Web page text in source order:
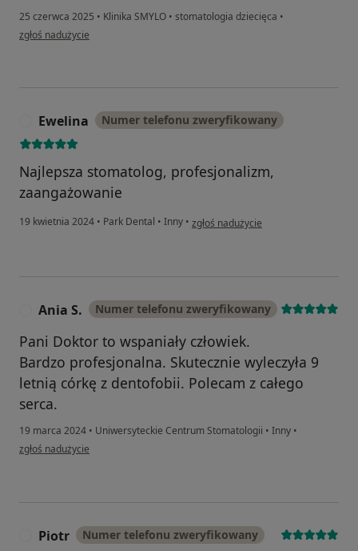
25 czerwca 2025 • Klinika SMYLO • stomatologia dziecięca •
w opinii użytkownika Marzenna
zgłoś nadużycie
Ewelina Numer telefonu zweryfikowany
Najlepsza stomatolog, profesjonalizm,
zaangażowanie
19 kwietnia 2024 • Park Dental • Inny • w opinii użytkownika Ewelina
zgłoś nadużycie
Ania S. Numer telefonu zweryfikowany
Pani Doktor to wspaniały człowiek.
Bardzo profesjonalna. Skutecznie wyleczyła 9
letnią córkę z dentofobii. Polecam z całego
serca.
19 marca 2024 • Uniwersyteckie Centrum Stomatologii • Inny •
w opinii użytkownika Ania S.
zgłoś nadużycie
Piotr Numer telefonu zweryfikowany